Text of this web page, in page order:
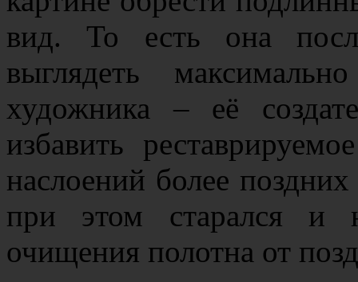
вид. То есть она
выглядеть
художника – её
избавить
наслоений более
при этом старался и
очищения полотна от